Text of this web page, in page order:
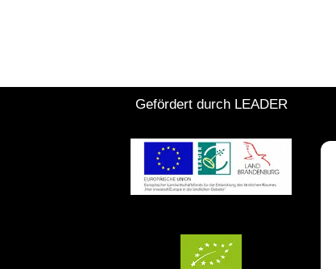
Gefördert durch LEADER